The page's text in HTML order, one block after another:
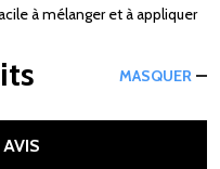
à mélanger et à appliquer
MASQUER
AVIS